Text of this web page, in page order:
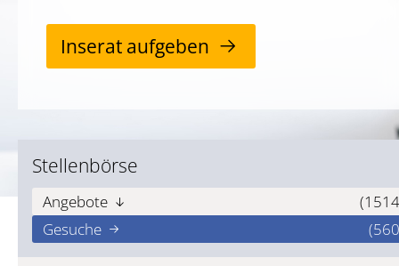
Inserat aufgeben
Stellenbörse
Angebote
Gesuche